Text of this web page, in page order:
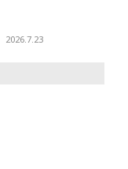
2026.7.23